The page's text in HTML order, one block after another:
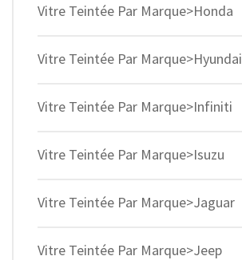
Vitre Teintée Par Marque>Honda
Vitre Teintée Par Marque>Hyundai
Vitre Teintée Par Marque>Infiniti
Vitre Teintée Par Marque>Isuzu
Vitre Teintée Par Marque>Jaguar
Vitre Teintée Par Marque>Jeep